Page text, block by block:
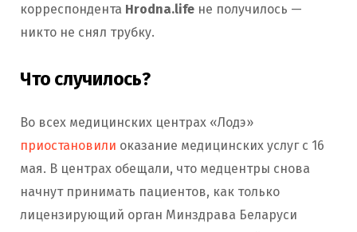
корреспондента Hrodna.life не получилось —
никто не снял трубку.
Что случилось?
Во всех медицинских центрах «Лодэ»
приостановили оказание медицинских услуг с 16
мая. В центрах обещали, что медцентры снова
начнут принимать пациентов, как только
лицензирующий орган Минздрава Беларуси